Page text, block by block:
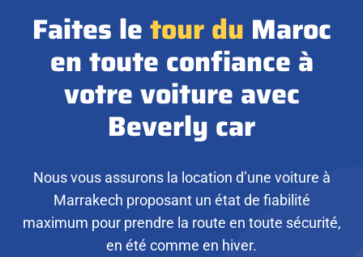
Faites letourdu Maroc
en toute confiance à
votre voiture avec
Beverly car
Nous vous assurons la location d’une voiture à
Marrakech proposant un état de fiabilité
maximum pour prendre la route en toute sécurité,
en été comme en hiver.